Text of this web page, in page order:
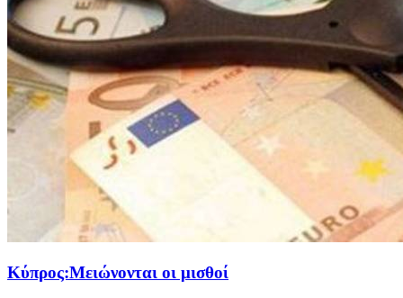
Κύπρος:Μειώνονται οι μισθοί